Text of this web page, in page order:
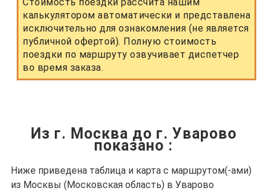
калькулятором автоматически и представлена
исключительно для ознакомления (не является
публичной офертой). Полную стоимость
поездки по маршруту озвучивает диспетчер
во время заказа.
Из г. Москва до г. Уварово
показано :
Ниже приведена таблица и карта с маршрутом(-ами)
из Москвы (Московская область) в Уварово